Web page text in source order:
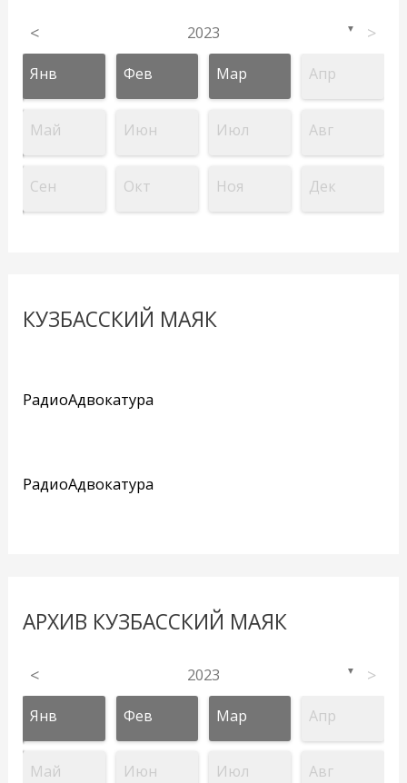
< 2023 ▼ >
Янв Фев Мар Апр
Май Июн Июл Авг
Сен Окт Ноя Дек
КУЗБАССКИЙ МАЯК
РадиоАдвокатура
РадиоАдвокатура
АРХИВ КУЗБАССКИЙ МАЯК
< 2023 ▼ >
Янв Фев Мар Апр
Май Июн Июл Авг